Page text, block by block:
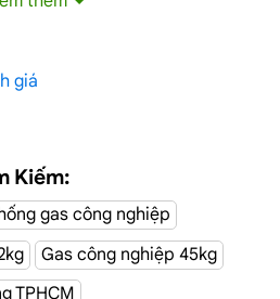
cao, bình gas được
niêm yết trên web
miễn phí
9A, Quận Bình Tân
thống hơn 100 cửa hàng tại
giá
Kiếm:
gas công nghiệp
Gas công nghiệp 45kg
TPHCM